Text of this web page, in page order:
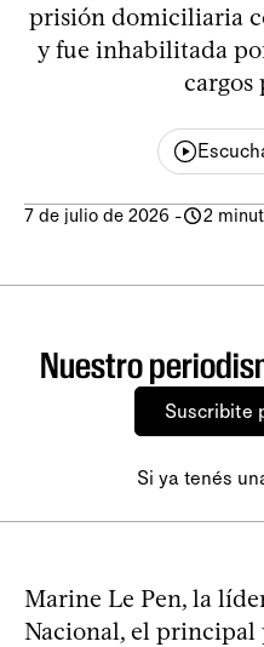
prisión domiciliaria
y fue inhabilitada
cargos
7 de julio de 2026 - 2
Nuestro
Suscribite
Si ya tenés
Marine Le Pen, la
Nacional, el principal